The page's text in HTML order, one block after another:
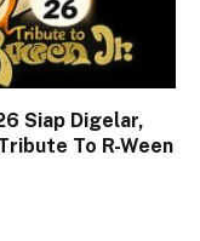
Siap Digelar,
To R-Ween